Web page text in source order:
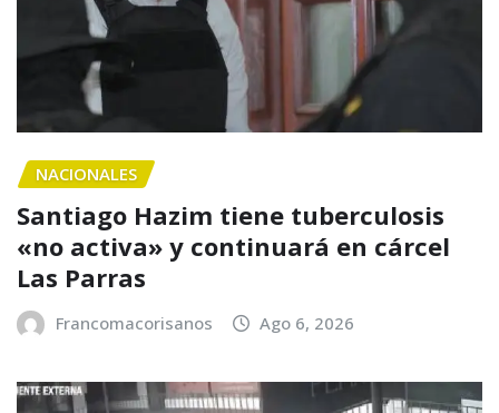
NACIONALES
Santiago Hazim tiene tuberculosis
«no activa» y continuará en cárcel
Las Parras
Francomacorisanos Ago 6, 2026